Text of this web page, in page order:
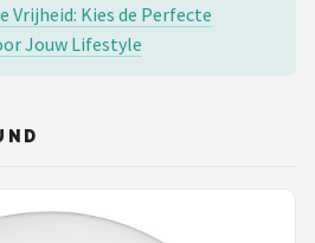
Vrijheid: Kies de Perfecte
Jouw Lifestyle